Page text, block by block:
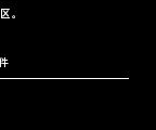
。